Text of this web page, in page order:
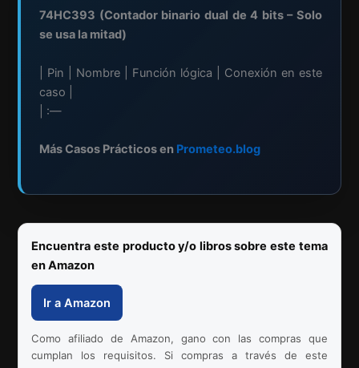
74HC393 (Contador binario dual de 4 bits – Solo
se usa la mitad)
| Pin | Nombre | Función lógica | Conexión en este
caso |
| :—
Más Casos Prácticos en Prometeo.blog
Encuentra este producto y/o libros sobre este tema
en Amazon
Ir a Amazon
Como afiliado de Amazon, gano con las compras que
cumplan los requisitos. Si compras a través de este